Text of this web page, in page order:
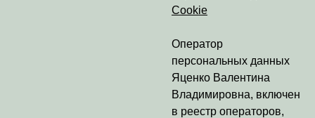
Cookie
Оператор
персональных данных
Яценко Валентина
Владимировна, включен
в реестр операторов,